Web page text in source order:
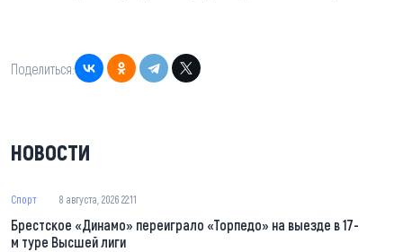
Поделиться:
НОВОСТИ
Спорт 8 августа, 2026 22:11
Брестское «Динамо» переиграло «Торпедо» на выезде в 17-
м туре Высшей лиги